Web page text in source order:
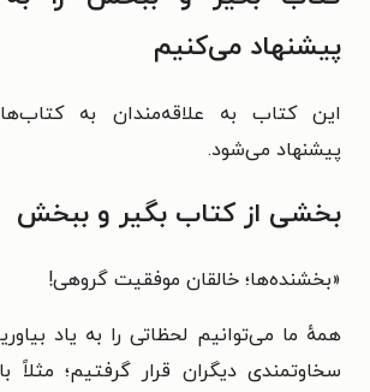
پیشنهاد می‌کنیم
این کتاب به علاقه‌مندان به
پیشنهاد می‌شود.
بخشی از کتاب بگیر و ببخش
«بخشنده‌ها؛ خالقان موفقیت گروهی!
همهٔ ما می‌توانیم لحظاتی را به یاد
سخاوتمندی دیگران قرار گرفتیم؛